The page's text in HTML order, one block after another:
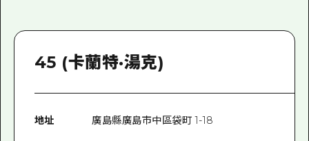
45 (卡蘭特·湯克)
地址 廣島縣廣島市中區袋町 1-18